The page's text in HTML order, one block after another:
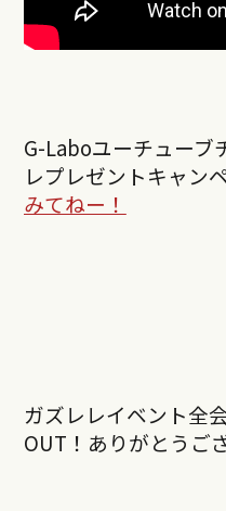
G-Laboユーチューブ
レプレゼントキャン
みてねー！
ガズレレイベント全
OUT！ありがとうご